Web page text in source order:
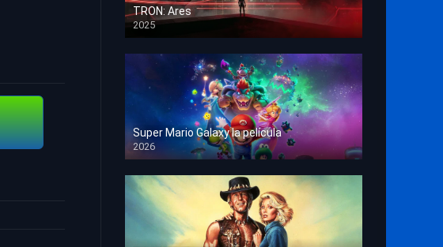
TRON: Ares
2025
HD 1080p
Super Mario Galaxy la película
2026
HD 1080p